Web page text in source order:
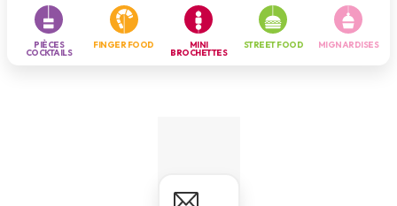
PIÈCES
COCKTAILS
FINGER FOOD MINI
BROCHETTES
STREET FOOD MIGNARDISES